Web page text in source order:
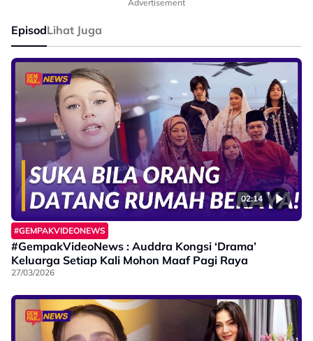
Advertisement
EpisodLihat Juga
02:14
#GEMPAKVIDEONEWS
#GempakVideoNews : Auddra Kongsi ‘Drama’
Keluarga Setiap Kali Mohon Maaf Pagi Raya
27/03/2026